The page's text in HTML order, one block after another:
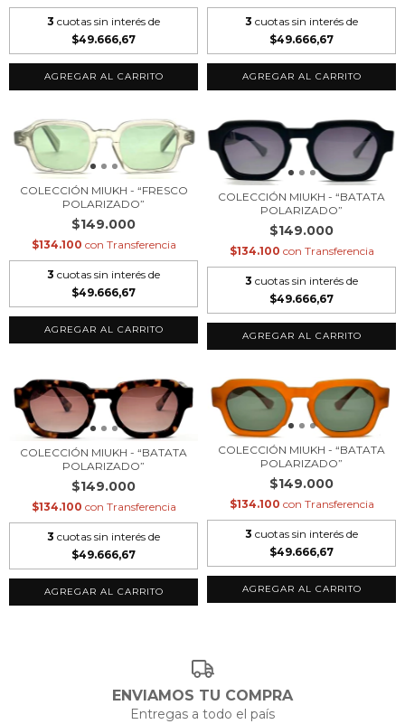
3 cuotas sin interés de
$49.666,67
3 cuotas sin interés de
$49.666,67
COLECCIÓN MIUKH - “FRESCO
POLARIZADO”
$149.000
$134.100 con Transferencia
3 cuotas sin interés de
$49.666,67
COLECCIÓN MIUKH - “BATATA
POLARIZADO”
$149.000
$134.100 con Transferencia
3 cuotas sin interés de
$49.666,67
COLECCIÓN MIUKH - “BATATA
POLARIZADO”
$149.000
$134.100 con Transferencia
3 cuotas sin interés de
$49.666,67
COLECCIÓN MIUKH - “BATATA
POLARIZADO”
$149.000
$134.100 con Transferencia
3 cuotas sin interés de
$49.666,67
ENVIAMOS TU COMPRA
Entregas a todo el país